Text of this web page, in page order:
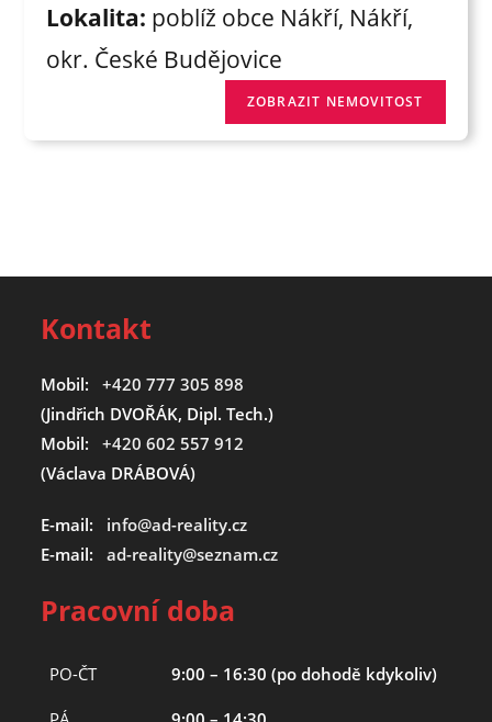
Lokalita: poblíž obce Nákří, Nákří,
okr. České Budějovice
Kontakt
Mobil:+420 777 305 898
(Jindřich DVOŘÁK, Dipl. Tech.)
Mobil:+420 602 557 912
(Václava DRÁBOVÁ)
E-mail: info@ad-reality.cz
E-mail:ad-reality@seznam.cz
Pracovní doba
PO-ČT 9:00 – 16:30 (po dohodě kdykoliv)